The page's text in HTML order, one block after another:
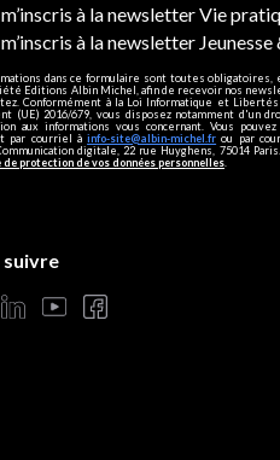
m’inscris à la newsletter Vie
m’inscris à la newsletter Jeunesse
dans ce formulaire sont toutes
Editions Albin Michel, afin de recevoir nos
Conformément à la Loi Informatique et
(UE) 2016/679, vous disposez notamment d'un
aux informations vous concernant. Vous
par courriel àinfo-site@albin-michel.fr ou par
digitale, 22 rue Huyghens, 75014 Paris.
protection de vos données personnelles
suivre